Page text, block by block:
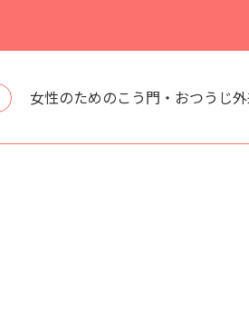
女性のためのこう門・おつうじ